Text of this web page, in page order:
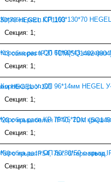
Коробка расп.СП 160*130*70
Секция: 1;
Коробка расп.СП 60*60*43 саморез
Секция: 1;
Коробка расп.СП 96*14мм HEGEL
Секция: 1;
Коробка расп.КР 75*75*20 c
Секция: 1;
Коробка расп.ОП 80*80*50 с
Секция: 1;